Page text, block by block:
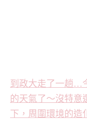
到政大走了一趟…
的天氣了～沒特意
下，周圍環境的